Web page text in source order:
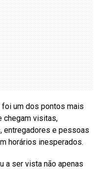
um dos pontos mais
chegam visitas,
entregadores e pessoas
horários inesperados.
a ser vista não apenas